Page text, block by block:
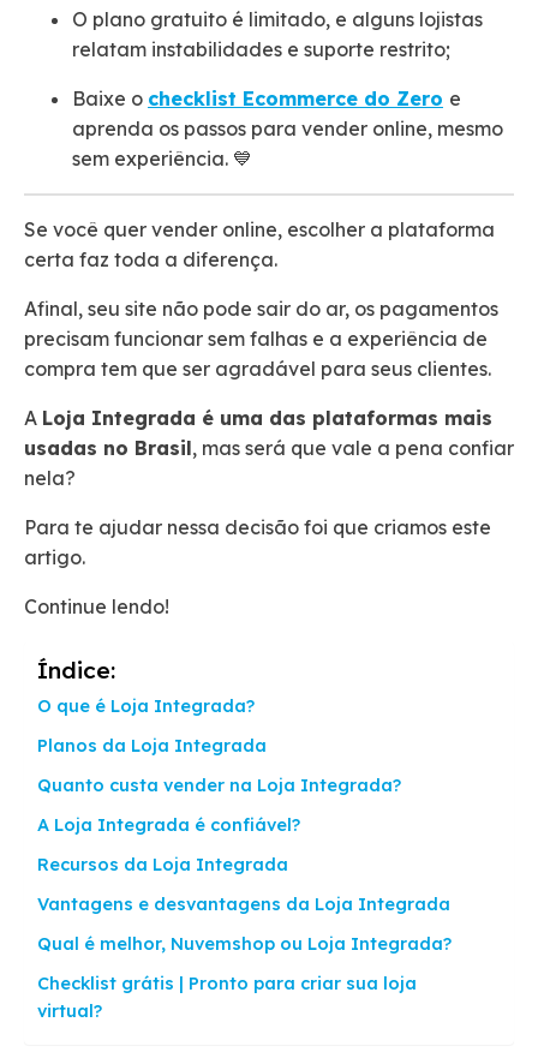
O plano gratuito é limitado, e alguns lojistas
relatam instabilidades e suporte restrito;
Baixe o checklist Ecommerce do Zero e
aprenda os passos para vender online, mesmo
sem experiência. 💙
Se você quer vender online, escolher a plataforma
certa faz toda a diferença.
Afinal, seu site não pode sair do ar, os pagamentos
precisam funcionar sem falhas e a experiência de
compra tem que ser agradável para seus clientes.
A Loja Integrada é uma das plataformas mais
usadas no Brasil, mas será que vale a pena confiar
nela?
Para te ajudar nessa decisão foi que criamos este
artigo.
Continue lendo!
Índice:
O que é Loja Integrada?
Planos da Loja Integrada
Quanto custa vender na Loja Integrada?
A Loja Integrada é confiável?
Recursos da Loja Integrada
Vantagens e desvantagens da Loja Integrada
Qual é melhor, Nuvemshop ou Loja Integrada?
Checklist grátis | Pronto para criar sua loja
virtual?